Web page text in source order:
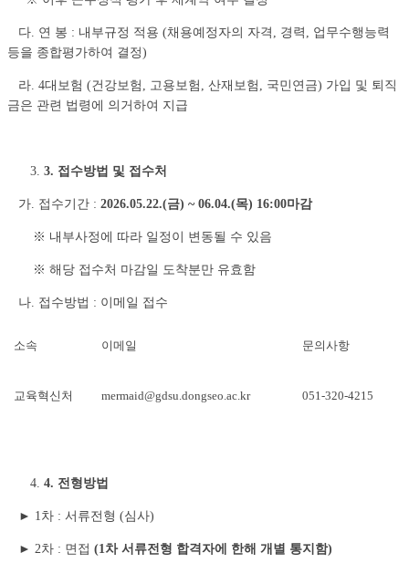
다. 연 봉 : 내부규정 적용 (채용예정자의 자격, 경력, 업무수행능력
등을 종합평가하여 결정)
라. 4대보험 (건강보험, 고용보험, 산재보험, 국민연금) 가입 및 퇴직
금은 관련 법령에 의거하여 지급
3. 접수방법 및 접수처
가. 접수기간 : 2026.05.22.(금) ~ 06.04.(목) 16:00마감
※ 내부사정에 따라 일정이 변동될 수 있음
※ 해당 접수처 마감일 도착분만 유효함
나. 접수방법 : 이메일 접수
소속 이메일 문의사항
교육혁신처 mermaid@gdsu.dongseo.ac.kr 051-320-4215
4. 전형방법
► 1차 : 서류전형 (심사)
► 2차 : 면접 (1차 서류전형 합격자에 한해 개별 통지함)